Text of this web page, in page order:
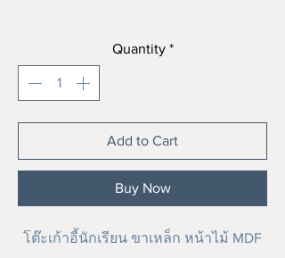
Quantity *
Add to Cart
Buy Now
โต๊ะเก้าอี้นักเรียน ขาเหล็ก หน้าไม้ MDF